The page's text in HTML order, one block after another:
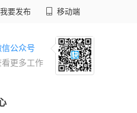
我要发布 移动端
信公众号
看更多工作